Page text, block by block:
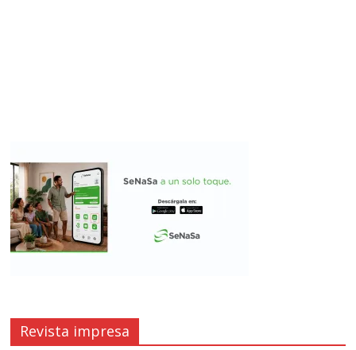
Revista impresa